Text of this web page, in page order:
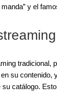
y el
tradicional,
su contenido,
catálogo.